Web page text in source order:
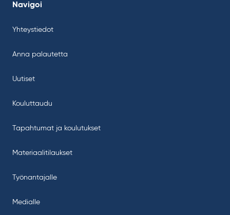
Navigoi
Yhteystiedot
Anna palautetta
Uutiset
Kouluttaudu
Tapahtumat ja koulutukset
Materiaalitilaukset
Työnantajalle
Medialle